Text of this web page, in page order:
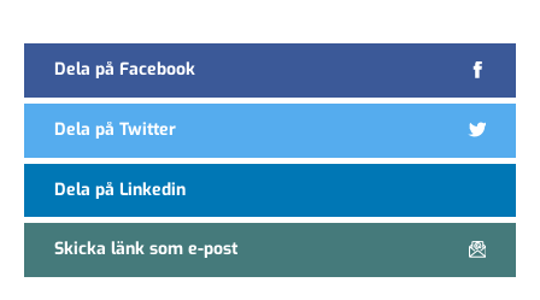
Dela på Facebook
Dela på Twitter
Dela på Linkedin
Skicka länk som e-post